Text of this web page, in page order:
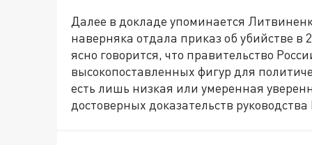
Далее в докладе упоминается
наверняка отдала приказ об убийстве в
ясно говорится, что правительство
высокопоставленных фигур для
есть лишь низкая или умеренная
достоверных доказательств